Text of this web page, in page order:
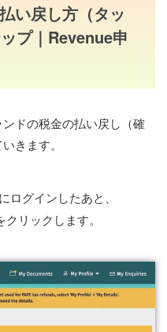
い戻し方（タッ
プ｜Revenue申
ドの税金の払い戻し（確
きます。
ログインしたあと、
クリックします。